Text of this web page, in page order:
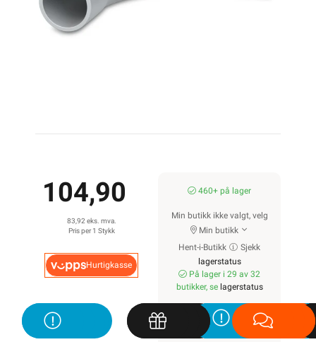
104,90
83,92 eks. mva.
Pris per 1 Stykk
Hurtigkasse
460+ på lager
Min butikk ikke valgt, velg
Min butikk
Hent-i-Butikk
Sjekk
lagerstatus
På lager i 29 av 32
butikker, se lagerstatus